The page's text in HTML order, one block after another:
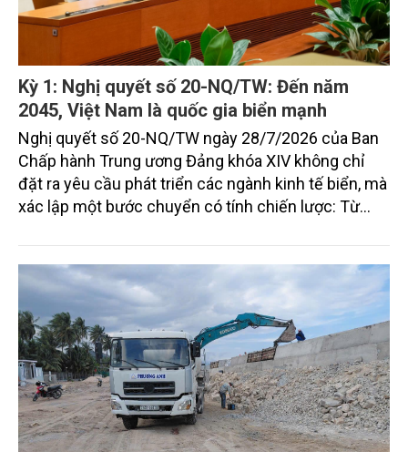
Kỳ 1: Nghị quyết số 20-NQ/TW: Đến năm
2045, Việt Nam là quốc gia biển mạnh
Nghị quyết số 20-NQ/TW ngày 28/7/2026 của Ban
Chấp hành Trung ương Đảng khóa XIV không chỉ
đặt ra yêu cầu phát triển các ngành kinh tế biển, mà
xác lập một bước chuyển có tính chiến lược: Từ
"phát triển kinh tế ven biển" sang "xây dựng quốc
gia biển mạnh". Trong bước chuyển ấy, ngành Nông
nghiệp và Môi trường giữ vai trò đặc biệt quan trọng,
từ hoàn thiện thể chế, quy hoạch không gian biển,
quản lý tài nguyên đến bảo vệ môi trường, phục hồi
hệ sinh thái và kiến tạo sinh kế bền vững cho người
dân ven biển, hải đảo.